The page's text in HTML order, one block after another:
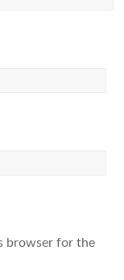
browser for the